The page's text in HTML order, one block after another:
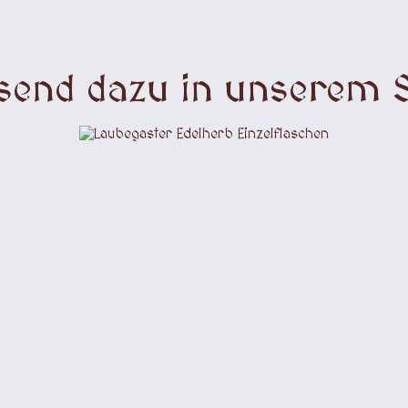
dazu in unserem